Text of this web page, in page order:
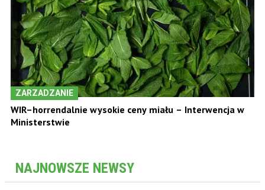
ZARZADZANIE
WIR–horrendalnie wysokie ceny miału – Interwencja w
Ministerstwie
NAJNOWSZE NEWSY